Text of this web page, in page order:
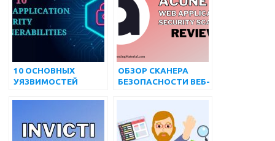
10 ОСНОВНЫХ
УЯЗВИМОСТЕЙ
ОБЗОР СКАНЕРА
БЕЗОПАСНОСТИ ВЕБ-